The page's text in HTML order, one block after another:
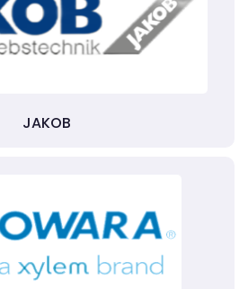
JAKOB